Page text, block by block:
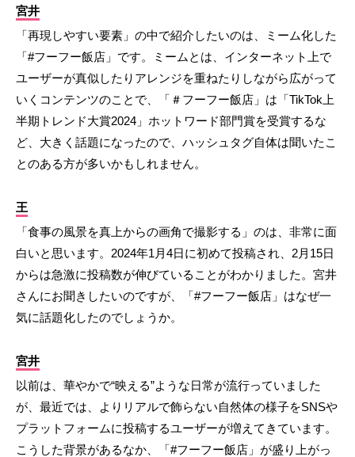
宮井
「再現しやすい要素」の中で紹介したいのは、ミーム化した
「#フーフー飯店」です。ミームとは、インターネット上で
ユーザーが真似したりアレンジを重ねたりしながら広がって
いくコンテンツのことで、「＃フーフー飯店」は「TikTok上
半期トレンド大賞2024」ホットワード部門賞を受賞するな
ど、大きく話題になったので、ハッシュタグ自体は聞いたこ
とのある方が多いかもしれません。
王
「食事の風景を真上からの画角で撮影する」のは、非常に面
白いと思います。2024年1月4日に初めて投稿され、2月15日
からは急激に投稿数が伸びていることがわかりました。宮井
さんにお聞きしたいのですが、「#フーフー飯店」はなぜ一
気に話題化したのでしょうか。
宮井
以前は、華やかで“映える”ような日常が流行っていました
が、最近では、よりリアルで飾らない自然体の様子をSNSや
プラットフォームに投稿するユーザーが増えてきています。
こうした背景があるなか、「#フーフー飯店」が盛り上がっ